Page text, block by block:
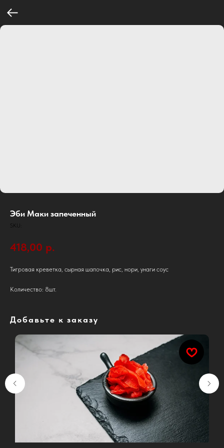
Эби Маки запеченный
SKU:
418,00 р.
Тигровая креветка, сырная шапочка, рис, нори, унаги соус
Количество: 8шт.
Добавьте к заказу